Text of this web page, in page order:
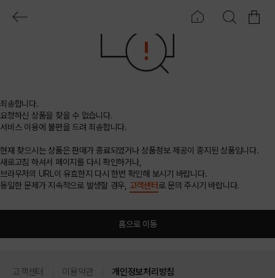
죄송합니다.
요청하신 상품을 찾을 수 없습니다.
서비스 이용에 불편을 드려 죄송합니다.
현재 찾으시는 상품은 판매가 종료되었거나 상품정보 제공이 중지된 상품입니다.
새로고침 하셔서 페이지를 다시 확인하거나,
브라우저의 URL이 유효한지 다시 한번 확인해 보시기 바랍니다.
동일한 문제가 지속적으로 발생할 경우, 고객센터 로 문의 주시기 바랍니다.
홈으로 이동
고객센터 이용약관 개인정보처리방침